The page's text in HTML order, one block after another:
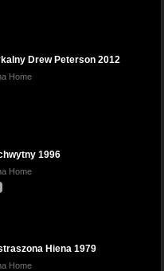
Drew Peterson 2012
Home
1996
Home
Hiena 1979
Home